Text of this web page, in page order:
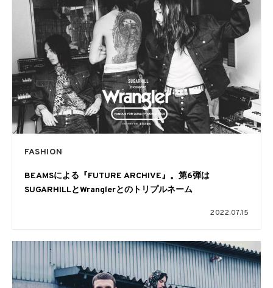
FASHION
BEAMSによる『FUTURE ARCHIVE』。第6弾は
SUGARHILLとWranglerとのトリプルネーム
2022.07.15